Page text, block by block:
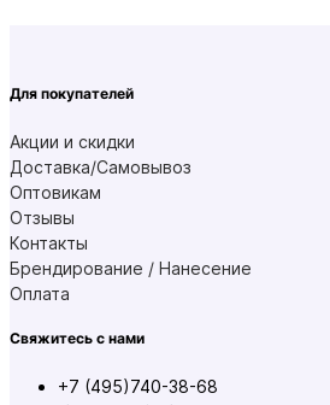
Для покупателей
Акции и скидки
Доставка/Самовывоз
Оптовикам
Отзывы
Контакты
Брендирование / Нанесение
Оплата
Свяжитесь с нами
+7 (495)740-38-68